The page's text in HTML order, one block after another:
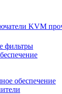
KVM
фильтры
обеспечение